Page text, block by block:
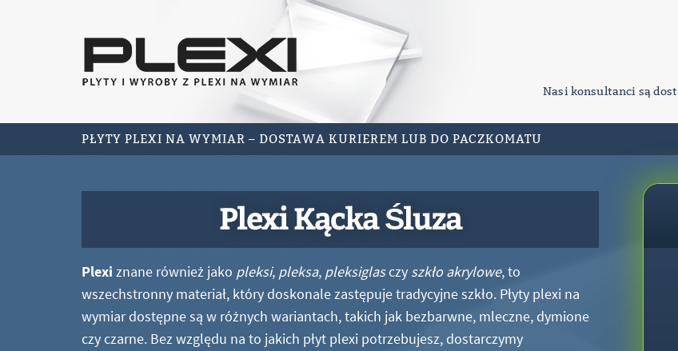
Nasi konsultanci są
PŁYTY PLEXI NA WYMIAR – DOSTAWA KURIEREM LUB DO PACZKOMATU
Plexi Kącka Śluza
Plexi znane również jako pleksi, pleksa, pleksiglasczy szkło akrylowe, to
wszechstronny materiał, który doskonale zastępuje tradycyjne szkło. Płyty plexi na
wymiar dostępne są w różnych wariantach, takich jak bezbarwne, mleczne, dymione
czy czarne. Bez względu na to jakich płyt plexi potrzebujesz, dostarczymy